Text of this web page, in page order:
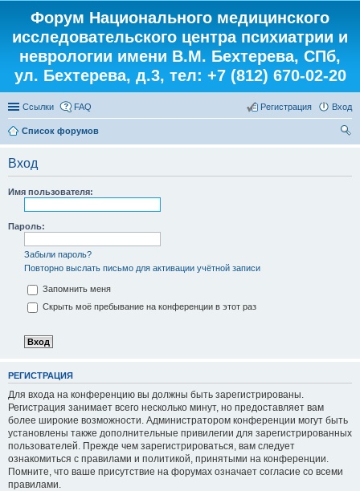
Форум Национального медицинского
исследовательского центра психиатрии и
неврологии имени В.М. Бехтерева, СПб,
ул. Бехтерева, д.3, тел: +7 (812) 670-02-20
Ссылки FAQ Вход
Регистрация
Список форумов
Вход
Имя пользователя:
Пароль:
Забыли пароль?
Повторно выслать письмо для активации учётной записи
Запомнить меня
Скрыть моё пребывание на конференции в этот раз
РЕГИСТРАЦИЯ
Для входа на конференцию вы должны быть зарегистрированы.
Регистрация занимает всего несколько минут, но предоставляет вам
более широкие возможности. Администратором конференции могут быть
установлены также дополнительные привилегии для зарегистрированных
пользователей. Прежде чем зарегистрироваться, вам следует
ознакомиться с правилами и политикой, принятыми на конференции.
Помните, что ваше присутствие на форумах означает согласие со всеми
правилами.